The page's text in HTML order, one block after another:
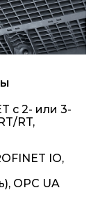
с 2- или 3-
RT,
IO,
OPC UA